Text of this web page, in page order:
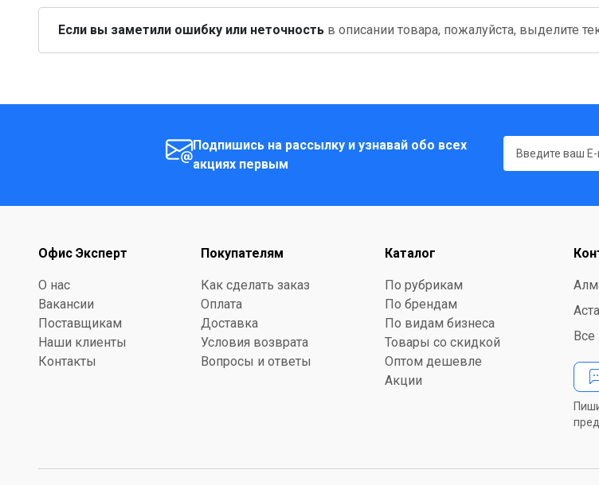
Если вы заметили ошибку или неточность в описании товара, пожалуйста, выделите
Подпишись на рассылку и узнавай обо всех
акциях первым
Офис Эксперт
О нас
Вакансии
Поставщикам
Наши клиенты
Контакты
Покупателям
Как сделать заказ
Оплата
Доставка
Условия возврата
Вопросы и ответы
Каталог
По рубрикам
По брендам
По видам бизнеса
Товары со скидкой
Оптом дешевле
Акции
Все